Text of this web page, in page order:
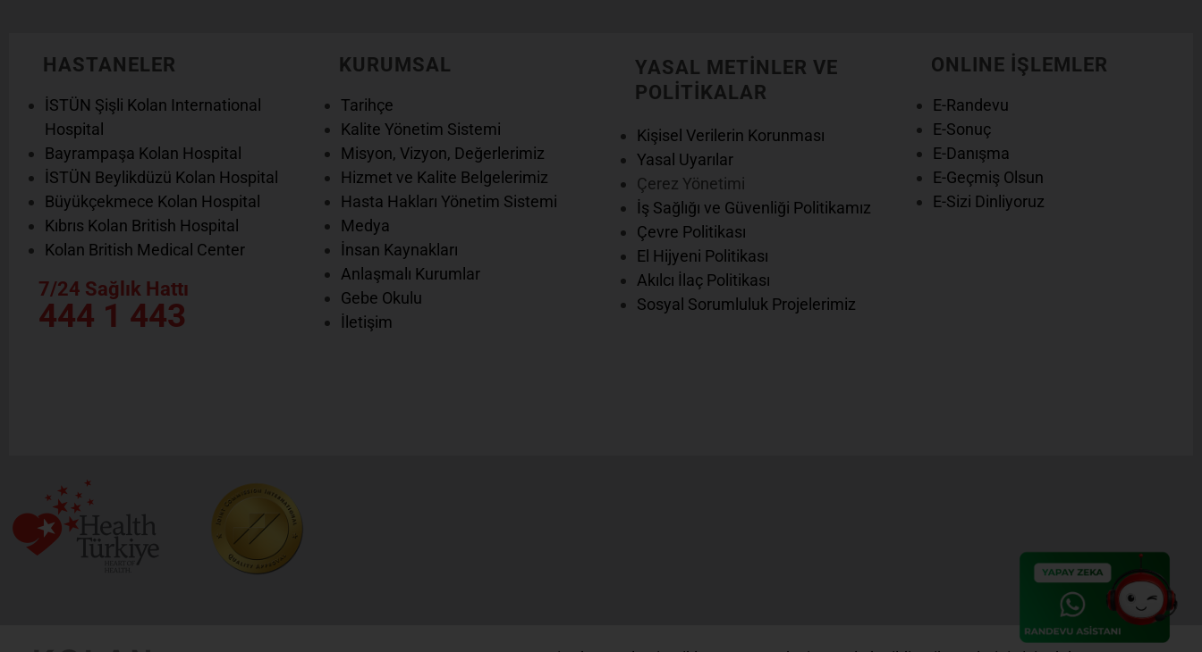
HASTANELER
İSTÜN Şişli Kolan International
Hospital
Bayrampaşa Kolan Hospital
İSTÜN Beylikdüzü Kolan Hospital
Büyükçekmece Kolan Hospital
Kıbrıs Kolan British Hospital
Kolan British Medical Center
7/24 Sağlık Hattı
444 1 443
KURUMSAL
Tarihçe
Kalite Yönetim Sistemi
Misyon, Vizyon, Değerlerimiz
Hizmet ve Kalite Belgelerimiz
Hasta Hakları Yönetim Sistemi
Medya
İnsan Kaynakları
Anlaşmalı Kurumlar
Gebe Okulu
İletişim
YASAL METİNLER VE
POLİTİKALAR
Kişisel Verilerin Korunması
Yasal Uyarılar
Çerez Yönetimi
İş Sağlığı ve Güvenliği Politikamız
Çevre Politikası
El Hijyeni Politikası
Akılcı İlaç Politikası
Sosyal Sorumluluk Projelerimiz
ONLINE İŞLEMLER
E-Randevu
E-Sonuç
E-Danışma
E-Geçmiş Olsun
E-Sizi Dinliyoruz